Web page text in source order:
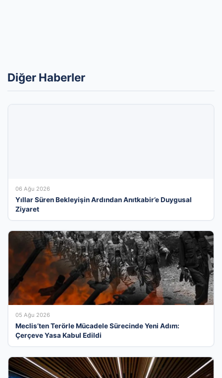
Diğer Haberler
06 Ağu 2026
Yıllar Süren Bekleyişin Ardından Anıtkabir’e Duygusal
Ziyaret
05 Ağu 2026
Meclis’ten Terörle Mücadele Sürecinde Yeni Adım:
Çerçeve Yasa Kabul Edildi